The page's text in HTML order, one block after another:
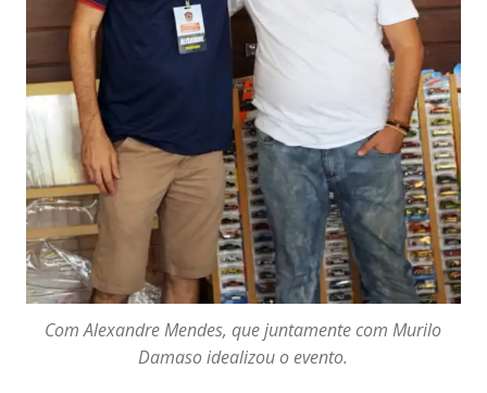
Com Alexandre Mendes, que juntamente com Murilo
Damaso idealizou o evento.